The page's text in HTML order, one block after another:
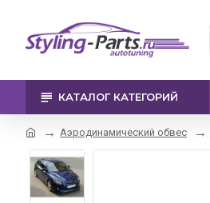
КАТАЛОГ КАТЕГОРИЙ
Аэродинамический обвес